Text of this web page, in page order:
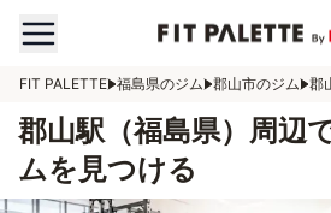
FIT PALETTE 福島県のジム 郡山市のジム 郡
郡山駅（福島県）周辺
ムを見つける